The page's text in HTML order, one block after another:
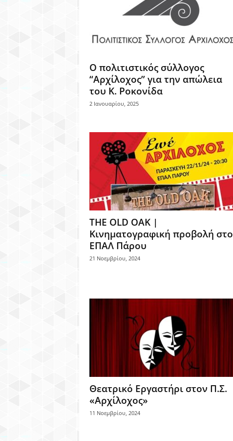
Ο πολιτιστικός σύλλογος
“Αρχίλοχος” για την απώλεια
του Κ. Ροκονίδα
2 Ιανουαρίου, 2025
THE OLD OAK |
Κινηματογραφική προβολή στο
ΕΠΑΛ Πάρου
21 Νοεμβρίου, 2024
Θεατρικό Εργαστήρι στον Π.Σ.
«Αρχίλοχος»
11 Νοεμβρίου, 2024